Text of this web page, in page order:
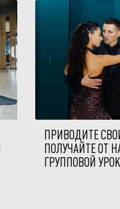
ПРИВОДИТЕ
ПОЛУЧАЙТЕ ОТ
ГРУППОВОЙ